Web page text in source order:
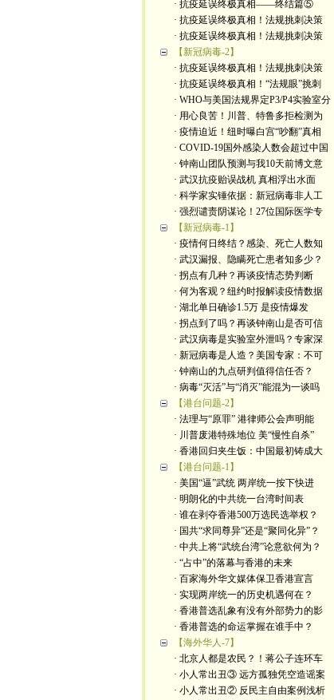
· 抗疫延误终极真相——终结篇⑤
· 抗疫延误终极真相！法规挑刺决策
· 抗疫延误终极真相！法规挑刺决策
【新冠病毒-2】
· 抗疫延误终极真相！法规挑刺决策
· 抗疫延误终极真相！“法规眼”挑刺
· WHO与美国法规界定P3/P4实验室分
· 用心良苦！川普、特鲁多拒检测为
· 疫情迫近！纽时曝白宫“吵翻”真相
· COVID-19国外感染人数会超过中国
· 钟南山团队预测与我10天前博文意
· 武汉抗疫贻误战机 真相浮出水面
· 科学家实锤依据：新冠病毒非人工
· 强烈谴责阴谋论！27位国际医学专
【新冠病毒-1】
· 疫情何日终结？感染、死亡人数知
· 武汉漏报、隐瞒死亡患者知多少？
· 拐点有几种？再谈疫情态势判断
· 何为客观？纽约时报解读疫情数据
· 湖北单日确诊1.5万 是疫情爆发
· 拐点到了吗？再谈钟南山是否可信
· 武汉病毒是实验室外泄吗？专家深
· 新冠病毒是人造？美国专家：不可
· 钟南山的九点研判值得信任否？
· 病毒“灭活”与“消灭”能混为一谈吗
【港台问题-2】
· 法理与“原罪” 港律师公会声明能
· 川普废港特殊地位 美“慢性自杀”
· 香港回归夹生饭：中国最初铸成大
【港台问题-1】
· 美国“逼”武统 两岸统一按下快进
· 明朗化的中共统一台湾时间表
· 谁在剥夺香港500万选民选举权？
· 国共“求同尊异”还是“聚同化异”？
· 中共上将“武统台湾”论意欲何为？
· “占中”的落幕与香港的未来
· 百家海外华文媒体保卫香港宣言
· 实现两岸统一的历史机遇何在？
· 香港普选乱象有没有外部势力的影
· 香港普选的命运掌握在谁手中？
【海外华人-7】
· 北京人都是农民？！蒋公子连环车
· 小人常出丑③ 远方孤独凭空造谣案
· 小人常出丑② 反民主自由案例浅析